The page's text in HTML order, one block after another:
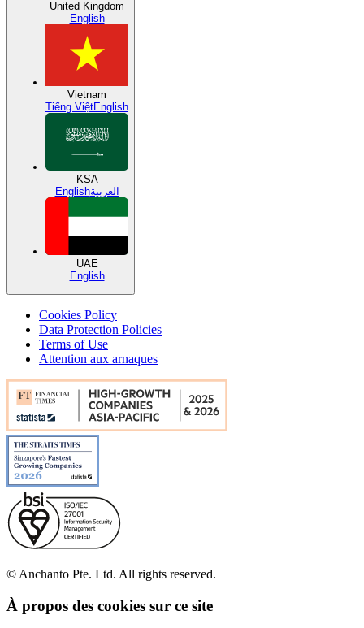
United Kingdom
English
Vietnam
Tiếng ViệtEnglish
KSA
Englishالعربية
UAE
English
Cookies Policy
Data Protection Policies
Terms of Use
Attention aux arnaques
© Anchanto Pte. Ltd. All rights reserved.
À propos des cookies sur ce site